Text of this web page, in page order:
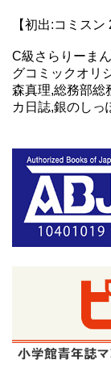
【初出:コミスン
C級さらりーま
グコミックオリ
森真理,総務部総
カ日誌,銀のしっ